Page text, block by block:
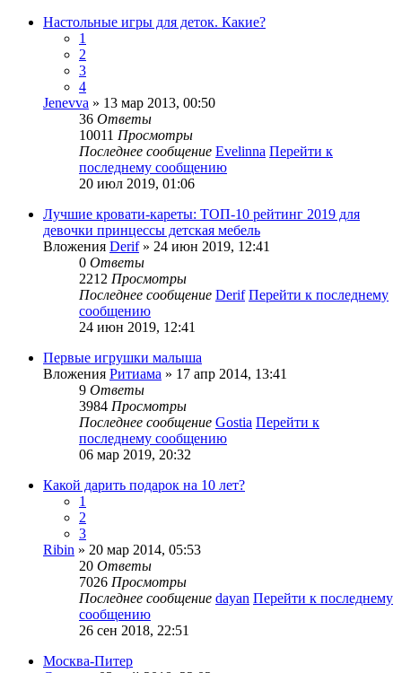
Настольные игры для деток. Какие?
1
2
3
4
Jenevva » 13 мар 2013, 00:50
36 Ответы
10011 Просмотры
Последнее сообщение Evelinna Перейти к
последнему сообщению
20 июл 2019, 01:06
Лучшие кровати-кареты: ТОП-10 рейтинг 2019 для
девочки принцессы детская мебель
Вложения Derif» 24 июн 2019, 12:41
0 Ответы
2212 Просмотры
Последнее сообщение Derif Перейти к последнему
сообщению
24 июн 2019, 12:41
Первые игрушки малыша
Вложения Ритиама » 17 апр 2014, 13:41
9 Ответы
3984 Просмотры
Последнее сообщение Gostia Перейти к
последнему сообщению
06 мар 2019, 20:32
Какой дарить подарок на 10 лет?
1
2
3
Ribin » 20 мар 2014, 05:53
20 Ответы
7026 Просмотры
Последнее сообщение dayan Перейти к последнему
сообщению
26 сен 2018, 22:51
Москва-Питер